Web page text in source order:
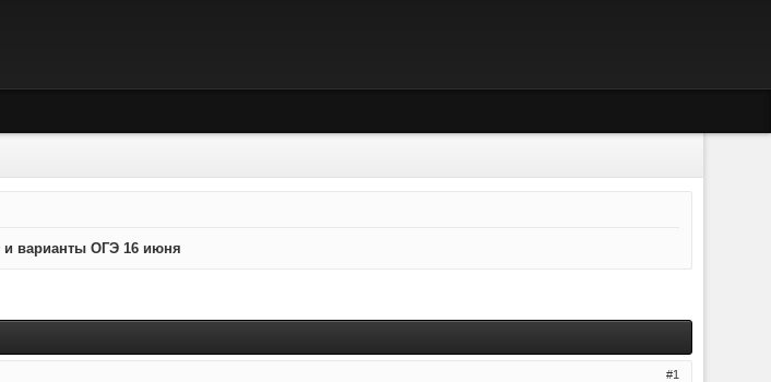
и варианты ОГЭ 16 июня
1